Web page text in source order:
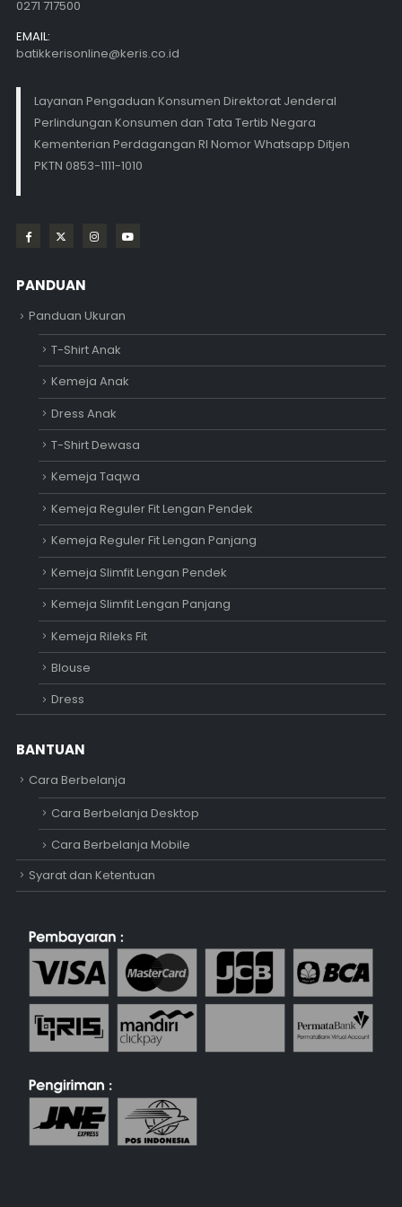
0271 717500
EMAIL:
batikkerisonline@keris.co.id
Layanan Pengaduan Konsumen Direktorat Jenderal
Perlindungan Konsumen dan Tata Tertib Negara
Kementerian Perdagangan RI Nomor Whatsapp Ditjen
PKTN 0853-1111-1010
PANDUAN
Panduan Ukuran
T-Shirt Anak
Kemeja Anak
Dress Anak
T-Shirt Dewasa
Kemeja Taqwa
Kemeja Reguler Fit Lengan Pendek
Kemeja Reguler Fit Lengan Panjang
Kemeja Slimfit Lengan Pendek
Kemeja Slimfit Lengan Panjang
Kemeja Rileks Fit
Blouse
Dress
BANTUAN
Cara Berbelanja
Cara Berbelanja Desktop
Cara Berbelanja Mobile
Syarat dan Ketentuan